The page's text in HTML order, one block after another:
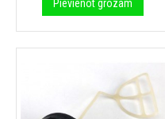
Pievienot grozam